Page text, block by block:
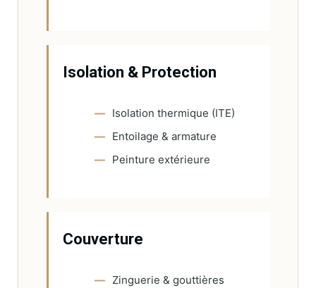
Isolation & Protection
Isolation thermique (ITE)
Entoilage & armature
Peinture extérieure
Couverture
Zinguerie & gouttières